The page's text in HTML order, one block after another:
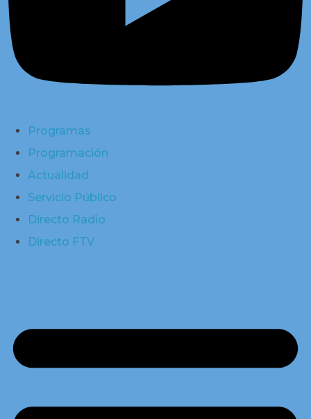
Programas
Programación
Actualidad
Servicio Público
Directo Radio
Directo FTV